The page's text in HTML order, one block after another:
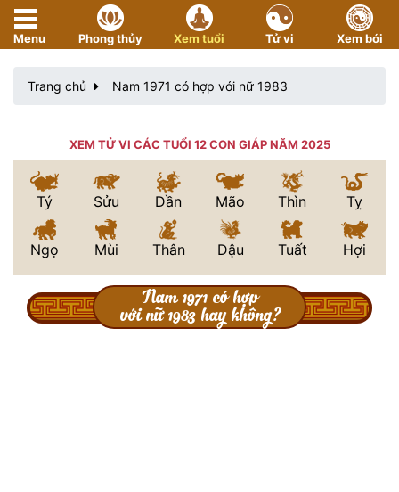
Menu Phong thủy Xem tuổi Tử vi Xem bói
Trang chủ Nam 1971 có hợp với nữ 1983
XEM TỬ VI CÁC TUỔI 12 CON GIÁP NĂM 2025
Tý Sửu Dần Mão Thìn Tỵ
Ngọ Mùi Thân Dậu Tuất Hợi
Nam 1971 có hợp
với nữ 1983 hay không?